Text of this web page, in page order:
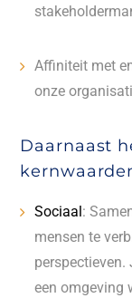
Affiniteit met
onze
Daarnaast
Sociaal :
mensen te
een omgeving